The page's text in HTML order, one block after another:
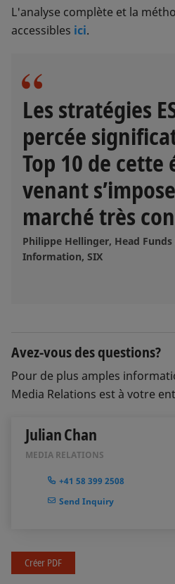
L'analyse complète et la
accessibles ici.
Les stratégies
percée
Top 10 de cette
venant
marché très
Philippe Hellinger, Head Funds
Information, SIX
Avez-vous des questions?
Pour de plus amples
Media Relations est à votre
Julian Chan
MEDIA RELATIONS
+41 58 399 2508
Send Inquiry
Créer PDF